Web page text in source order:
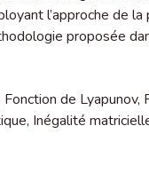
l’approche de
proposée
Fonction de Lyapunov,
, Inégalité